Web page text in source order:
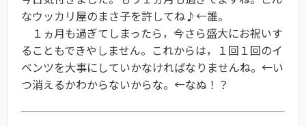
なウッカリ屋のまさ子を許してね♪←誰。
１ヵ月も過ぎてしまったら，今さら盛大にお祝いす
ることもできやしません。これからは，１回１回のイ
ベンツを大事にしていかなければなりませんね。←い
つ消えるかわからないからな。←なぬ！？